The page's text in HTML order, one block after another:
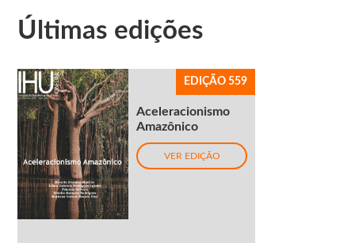
Últimas edições
EDIÇÃO 559
Aceleracionismo
Amazônico
VER EDIÇÃO